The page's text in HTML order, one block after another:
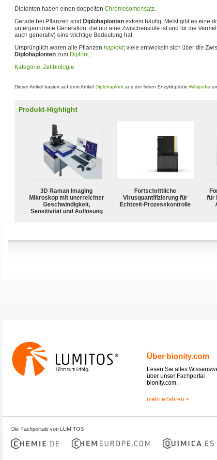
Diplonten haben einen doppelten Chromosomensatz.
Gerade bei Pflanzen sind Diplohaplonten extrem häufig. Meist gibt es eine
untergeordnete Generation, die nur eine Zwischenstufe ist und für die
auch generativ) eine wichtige Bedeutung hat.
Ursprünglich waren alle Pflanzen haploid; viele entwickeln sich über die
Diplohaplonten zum Diplont.
Kategorie: Zellbiologie
Dieser Artikel basiert auf dem Artikel Diplohaplont aus der freien Enzyklopädie Wikipedia
Produkt-Highlight
3D Raman Imaging
Mikroskop mit unerreichter
Geschwindigkeit,
Sensitivität und Auflösung
Fortschrittliche
Virusquantifizierung für
Echtzeit-Prozesskontrolle
für
Über bionity.com
Lesen Sie alles
über unser Fachportal
bionity.com.
mehr erfahren >
Die Fachportale von LUMITOS